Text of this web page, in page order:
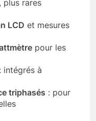
plus rares
LCD et mesures
pour les
: intégrés à
triphasés : pour